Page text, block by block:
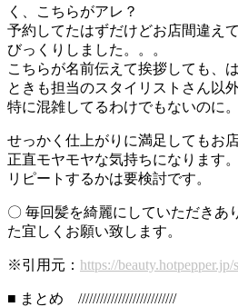
く、こちらがアレ？
予約してたはずだけどお店間違え
びっくりしました。。。
こちらが名前伝えて挨拶しても、
ときも担当のスタイリストさん以
特に混雑してるわけでもないのに。
せっかく仕上がりに満足してもお
正直モヤモヤな気持ちになります。
リピートするかは要検討です。
〇 毎回髪を綺麗にしていただきあ
た宜しくお願い致します。
※引用元： https://
■ まとめ ///////////////////////////